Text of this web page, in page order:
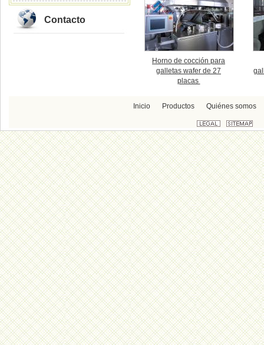
Contacto
Horno de cocción para
galletas wafer de 27
placas
Inicio Productos Quiénes somos